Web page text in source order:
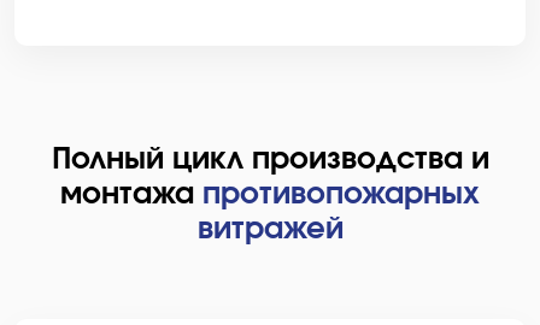
Полный цикл производства и
монтажа противопожарных
витражей